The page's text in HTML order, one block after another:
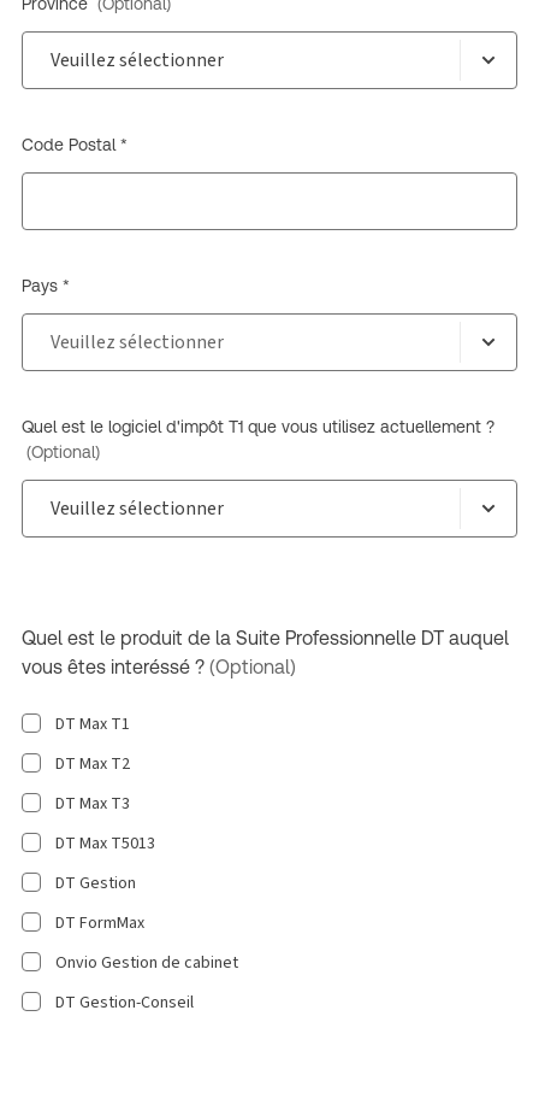
Province (Optional)
Code Postal *
Pays *
Quel est le logiciel d'impôt T1 que vous utilisez actuellement ?
(Optional)
Quel est le produit de la Suite Professionnelle DT auquel
vous êtes interéssé ? (Optional)
DT Max T1
DT Max T2
DT Max T3
DT Max T5013
DT Gestion
DT FormMax
Onvio Gestion de cabinet
DT Gestion-Conseil